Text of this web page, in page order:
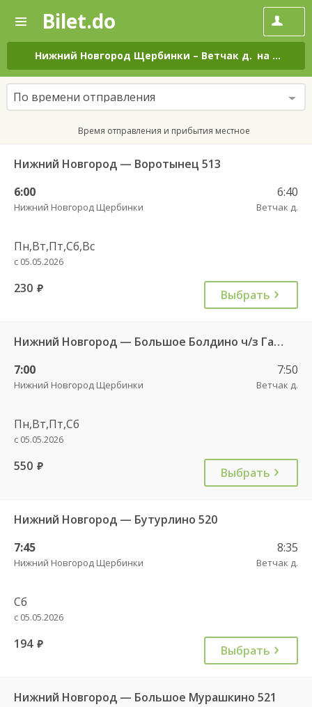
—
Поиск
и
покупка
билетов
на
автобус
онлайн
Bilet.do
Нижний Новгород Щербинки – Ветчак д. на все дни
По времени отправления
Время отправления и прибытия местное
Нижний Новгород — Воротынец 513
6:00
Нижний Новгород Щербинки
6:40
Ветчак д.
Пн,Вт,Пт,Сб,Вс
с 05.05.2026
230 руб. Выбрать
Нижний Новгород — Большое Болдино ч/з Гагино 589
7:00
Нижний Новгород Щербинки
7:50
Ветчак д.
Пн,Вт,Пт,Сб
с 05.05.2026
550 руб. Выбрать
Нижний Новгород — Бутурлино 520
7:45
Нижний Новгород Щербинки
8:35
Ветчак д.
Сб
с 05.05.2026
194 руб. Выбрать
Нижний Новгород — Большое Мурашкино 521